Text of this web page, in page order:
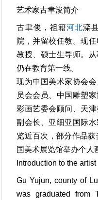
艺术家古聿浚简介
古聿俊，祖籍河北滦
院，并留校任教。现
教授、硕士生导师。
仍在教育第一线。
现为中国美术家协会
员会会员、中国雕塑
彩画艺委会顾问、天
副会长、亚细亚国际
览近百次，部分作品
国美术展览馆举办个人
Introduction to the artist
Gu Yujun, county of
was graduated from